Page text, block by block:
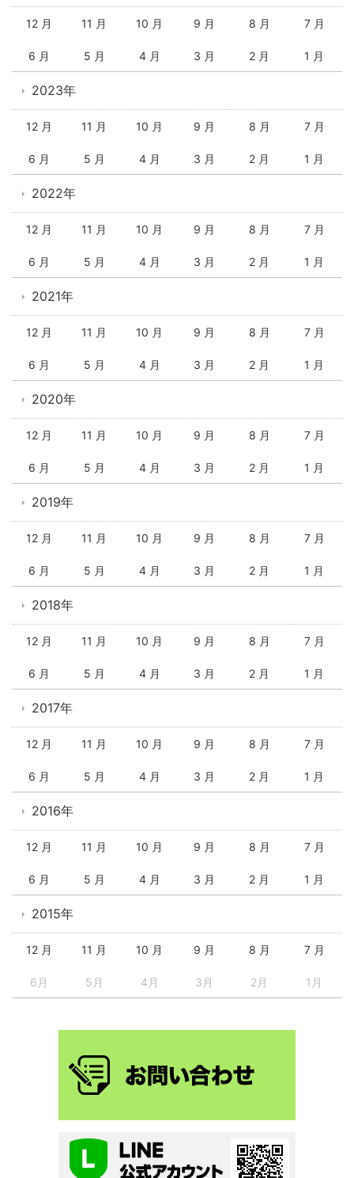
12 月 11 月 10 月 9 月 8 月 7 月
6 月 5 月 4 月 3 月 2 月 1 月
2023年
12 月 11 月 10 月 9 月 8 月 7 月
6 月 5 月 4 月 3 月 2 月 1 月
2022年
12 月 11 月 10 月 9 月 8 月 7 月
6 月 5 月 4 月 3 月 2 月 1 月
2021年
12 月 11 月 10 月 9 月 8 月 7 月
6 月 5 月 4 月 3 月 2 月 1 月
2020年
12 月 11 月 10 月 9 月 8 月 7 月
6 月 5 月 4 月 3 月 2 月 1 月
2019年
12 月 11 月 10 月 9 月 8 月 7 月
6 月 5 月 4 月 3 月 2 月 1 月
2018年
12 月 11 月 10 月 9 月 8 月 7 月
6 月 5 月 4 月 3 月 2 月 1 月
2017年
12 月 11 月 10 月 9 月 8 月 7 月
6 月 5 月 4 月 3 月 2 月 1 月
2016年
12 月 11 月 10 月 9 月 8 月 7 月
6 月 5 月 4 月 3 月 2 月 1 月
2015年
12 月 11 月 10 月 9 月 8 月 7 月
6月 5月 4月 3月 2月 1月